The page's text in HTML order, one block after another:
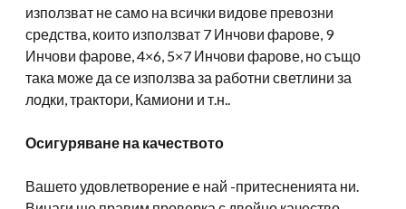
използват не само на всички видове превозни
средства, които използват 7 Инчови фарове, 9
Инчови фарове, 4×6, 5×7 Инчови фарове, но също
така може да се използва за работни светлини за
лодки, трактори, Камиони и т.н..
Осигуряване на качеството
Вашето удовлетворение е най -притесненията ни.